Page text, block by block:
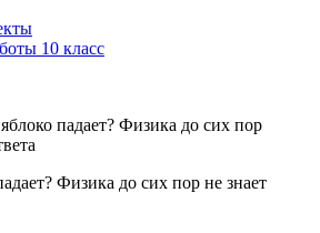
10 класс
Физика до сих пор не знает